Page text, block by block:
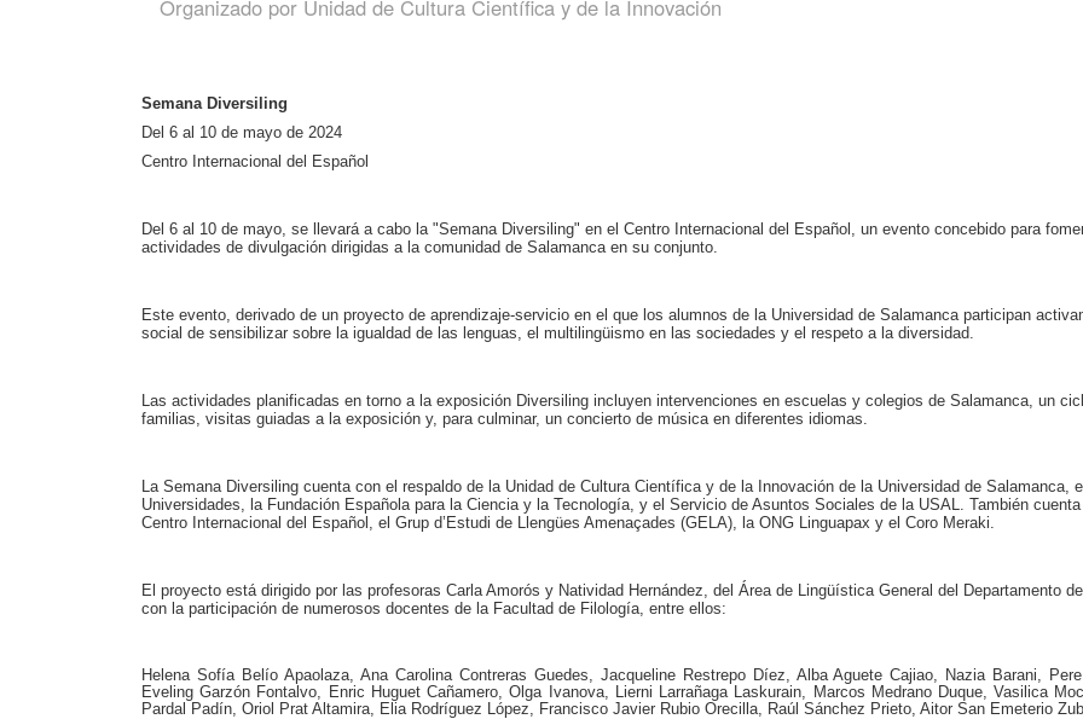
Organizado por Unidad de Cultura Científica y de la Innovación
Semana Diversiling
Del 6 al 10 de mayo de 2024
Centro Internacional del Español
Del 6 al 10 de mayo, se llevará a cabo la "Semana Diversiling" en el Centro Internacional del Español, un evento concebido para
actividades de divulgación dirigidas a la comunidad de Salamanca en su conjunto.
Este evento, derivado de un proyecto de aprendizaje-servicio en el que los alumnos de la Universidad de Salamanca participan
social de sensibilizar sobre la igualdad de las lenguas, el multilingüismo en las sociedades y el respeto a la diversidad.
Las actividades planificadas en torno a la exposición Diversiling incluyen intervenciones en escuelas y colegios de Salamanca, un
familias, visitas guiadas a la exposición y, para culminar, un concierto de música en diferentes idiomas.
La Semana Diversiling cuenta con el respaldo de la Unidad de Cultura Científica y de la Innovación de la Universidad de
Universidades, la Fundación Española para la Ciencia y la Tecnología, y el Servicio de Asuntos Sociales de la USAL. También
Centro Internacional del Español, el Grup d’Estudi de Llengües Amenaçades (GELA), la ONG Linguapax y el Coro Meraki.
El proyecto está dirigido por las profesoras Carla Amorós y Natividad Hernández, del Área de Lingüística General del Departamento
con la participación de numerosos docentes de la Facultad de Filología, entre ellos:
Helena Sofía Belío Apaolaza, Ana Carolina Contreras Guedes, Jacqueline Restrepo Díez, Alba Aguete Cajiao, Nazia Barani,
Eveling Garzón Fontalvo, Enric Huguet Cañamero, Olga Ivanova, Lierni Larrañaga Laskurain, Marcos Medrano Duque, Vasilica
Pardal Padín, Oriol Prat Altamira, Elia Rodríguez López, Francisco Javier Rubio Orecilla, Raúl Sánchez Prieto, Aitor San Emeterio